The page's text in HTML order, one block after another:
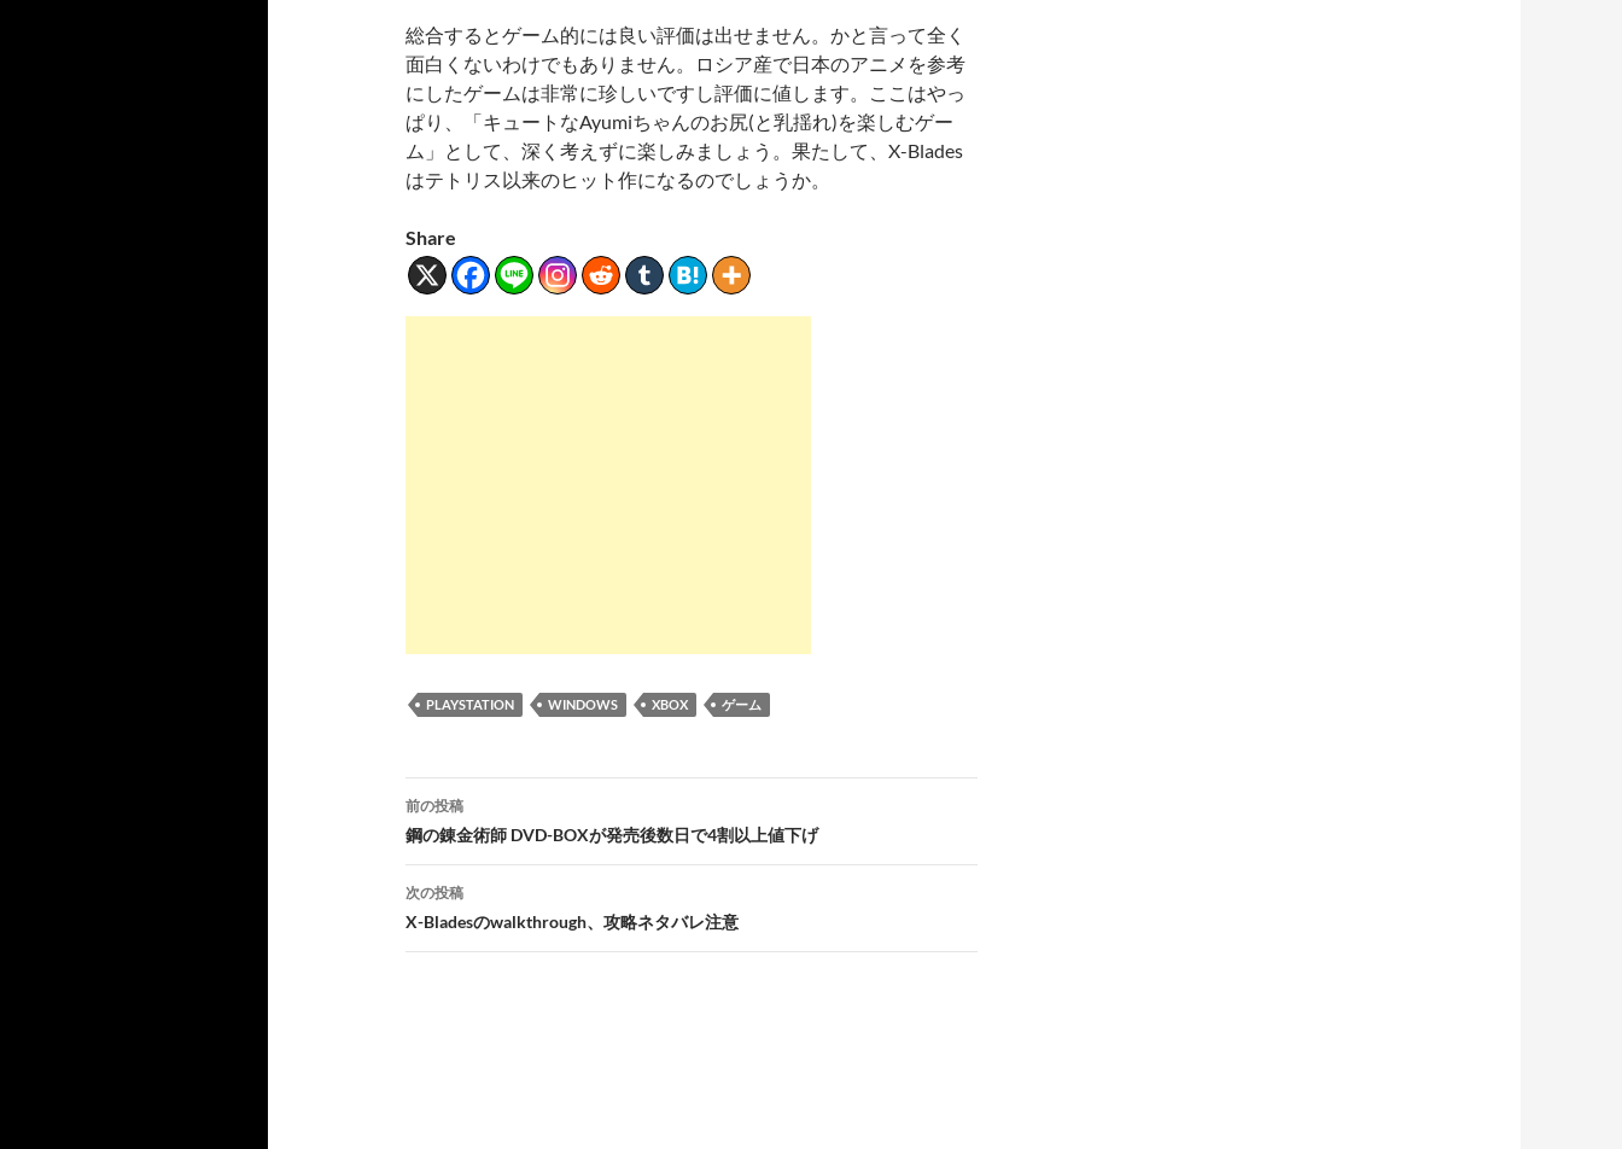
総合するとゲーム的には良い評価は出せません。かと言って全く
面白くないわけでもありません。ロシア産で日本のアニメを参考
にしたゲームは非常に珍しいですし評価に値します。ここはやっ
ぱり、「キュートなAyumiちゃんのお尻(と乳揺れ)を楽しむゲー
ム」として、深く考えずに楽しみましょう。果たして、X-Blades
はテトリス以来のヒット作になるのでしょうか。
Share
PLAYSTATION WINDOWS XBOX ゲーム
投
稿
ナ
ビ
ゲ
前の投稿
鋼の錬金術師 DVD-BOXが発売後数日で4割以上値下げ
次の投稿
X-Bladesのwalkthrough、攻略ネタバレ注意